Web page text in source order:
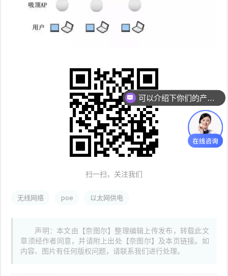
扫一扫，关注我们
无线网络 poe 以太网供电
声明：本文由【奈图尔】整理编辑上传发布，转载此文
章须经作者同意，并请附上出处【奈图尔】及本页链接。如
内容、图片有任何版权问题，请联系我们进行处理。